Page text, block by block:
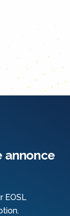
annonce
EOSL